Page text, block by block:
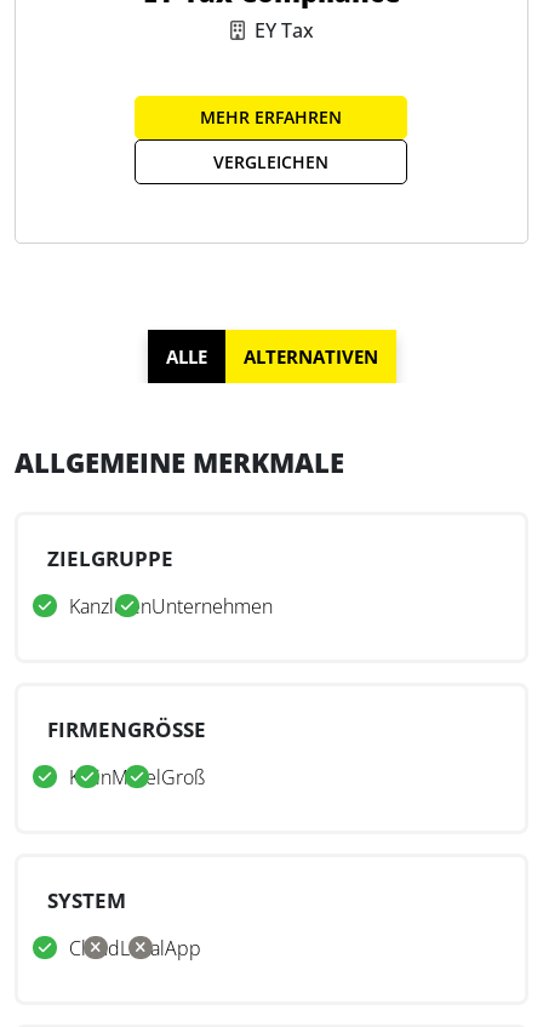
EY Tax
MEHR ERFAHREN
VERGLEICHEN
ALLGEMEINE MERKMALE
ZIELGRUPPE
KanzleienUnternehmen
FIRMENGRÖSSE
KleinMittelGroß
SYSTEM
CloudLokalApp